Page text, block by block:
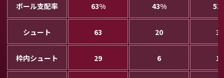
ボール支配率 63% 43%
シュート 63 20 30
枠内シュート 29 6 11